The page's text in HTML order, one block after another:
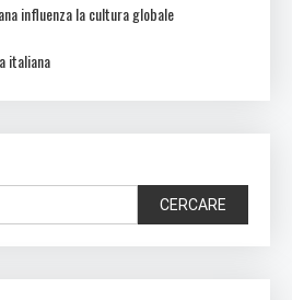
influenza la cultura globale
italiana
CERCARE